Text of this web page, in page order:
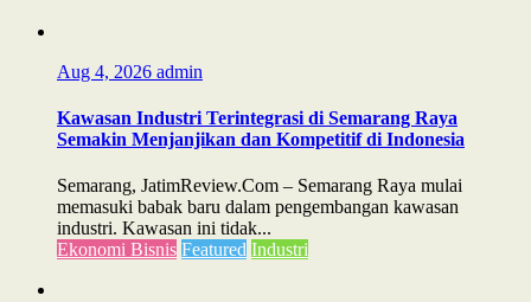
Aug 4, 2026 admin
Kawasan Industri Terintegrasi di Semarang Raya
Semakin Menjanjikan dan Kompetitif di Indonesia
Semarang, JatimReview.Com – Semarang Raya mulai
memasuki babak baru dalam pengembangan kawasan
industri. Kawasan ini tidak...
Ekonomi Bisnis Featured Industri